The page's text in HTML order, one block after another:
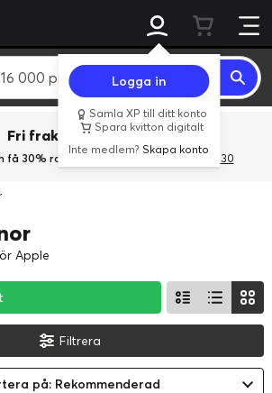
Logga in
Samla XP till ditt konto
Spara kvitton digitalt
Inte medlem?Skapa konto
Fri frakt över 800 kr.
få 30% rabatt med rabattkoden 3Gives30
Apple
Filtrera
på: Rekommenderad